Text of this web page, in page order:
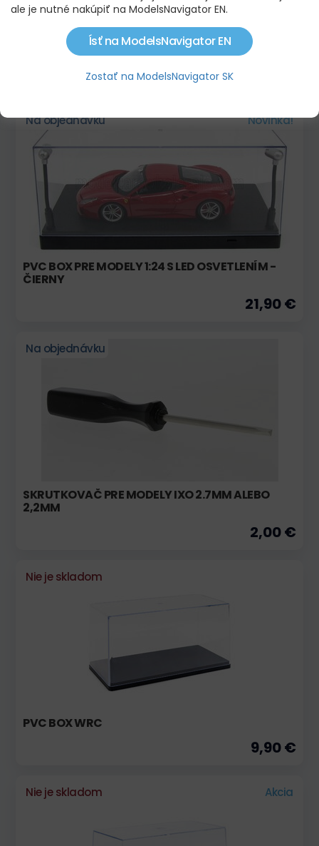
PVC BOX PRE MODEL 1:18
Na objednávku Novinka!
PVC BOX PRE MODELY 1:24 S LED OSVETLENÍM -
ČIERNY
21,90 €
Na objednávku
SKRUTKOVAČ PRE MODELY IXO 2.7MM ALEBO
2,2MM
2,00 €
Nie je skladom
PVC BOX WRC
9,90 €
Nie je skladom Akcia
ale je nutné nakúpiť na ModelsNavigator EN.
Ísť na ModelsNavigator EN
Zostať na ModelsNavigator SK